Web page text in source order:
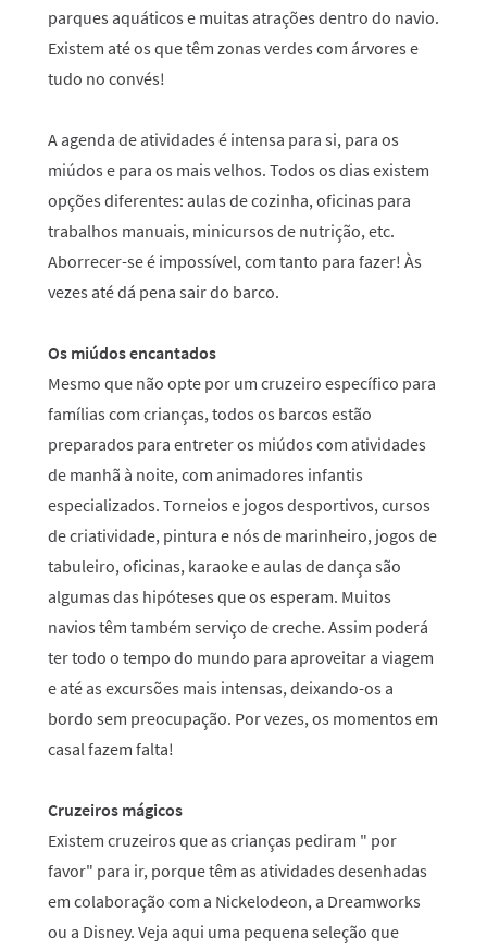
parques aquáticos e muitas atrações dentro do navio.
Existem até os que têm zonas verdes com árvores e
tudo no convés!
A agenda de atividades é intensa para si, para os
miúdos e para os mais velhos. Todos os dias existem
opções diferentes: aulas de cozinha, oficinas para
trabalhos manuais, minicursos de nutrição, etc.
Aborrecer-se é impossível, com tanto para fazer! Às
vezes até dá pena sair do barco.
Os miúdos encantados
Mesmo que não opte por um cruzeiro específico para
famílias com crianças, todos os barcos estão
preparados para entreter os miúdos com atividades
de manhã à noite, com animadores infantis
especializados. Torneios e jogos desportivos, cursos
de criatividade, pintura e nós de marinheiro, jogos de
tabuleiro, oficinas, karaoke e aulas de dança são
algumas das hipóteses que os esperam. Muitos
navios têm também serviço de creche. Assim poderá
ter todo o tempo do mundo para aproveitar a viagem
e até as excursões mais intensas, deixando-os a
bordo sem preocupação. Por vezes, os momentos em
casal fazem falta!
Cruzeiros mágicos
Existem cruzeiros que as crianças pediram " por
favor" para ir, porque têm as atividades desenhadas
em colaboração com a Nickelodeon, a Dreamworks
ou a Disney. Veja aqui uma pequena seleção que